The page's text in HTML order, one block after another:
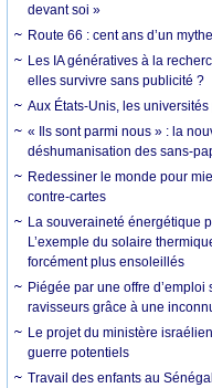
devant soi »
Route 66 : cent ans d’un
Les IA génératives à la
elles survivre sans publicité ?
Aux États-Unis, les
« Ils sont parmi nous » : la
déshumanisation des sans-
Redessiner le monde pour
contre-cartes
La souveraineté énergétique
L’exemple du solaire
forcément plus ensoleillés
Piégée par une offre
ravisseurs grâce à une
Le projet du ministère
guerre potentiels
Travail des enfants au